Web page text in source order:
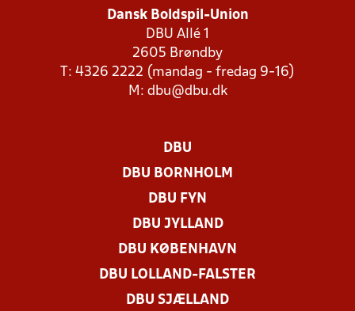
Dansk Boldspil-Union
DBU Allé 1
2605 Brøndby
T: 4326 2222 (mandag - fredag 9-16)
M: dbu@dbu.dk
DBU
DBU BORNHOLM
DBU FYN
DBU JYLLAND
DBU KØBENHAVN
DBU LOLLAND-FALSTER
DBU SJÆLLAND